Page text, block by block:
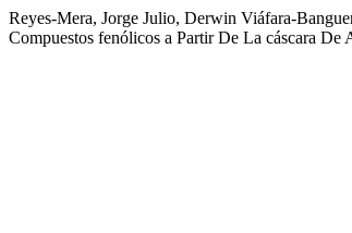
Reyes-Mera, Jorge Julio, Derwin Viáfara-
Compuestos fenólicos a Partir De La cáscara De